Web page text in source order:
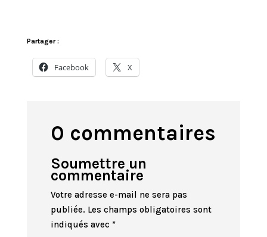
Partager :
Facebook X
0 commentaires
Soumettre un
commentaire
Votre adresse e-mail ne sera pas
publiée. Les champs obligatoires sont
indiqués avec *